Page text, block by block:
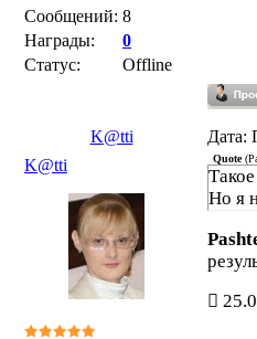
Сообщений: 8
Награды:
0
Статус:
Offline
K@tti
Дата:
K@tti
Quote(
Но я